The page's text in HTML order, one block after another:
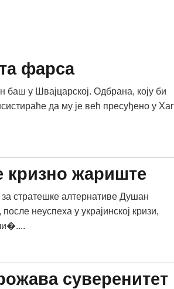
фарса
баш у Швајцарској. Одбрана, коју би
да му је већ пресуђено у
жариште
стратешке алтернативе Душан
неуспеха у украјинској кризи,
суверенитет